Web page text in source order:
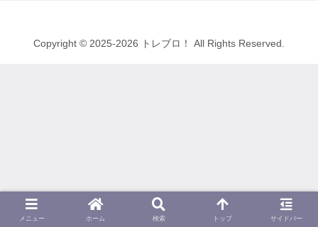
Copyright © 2025-2026 トレブロ！ All Rights Reserved.
メニュー ホーム 検索 トップ サイドバー